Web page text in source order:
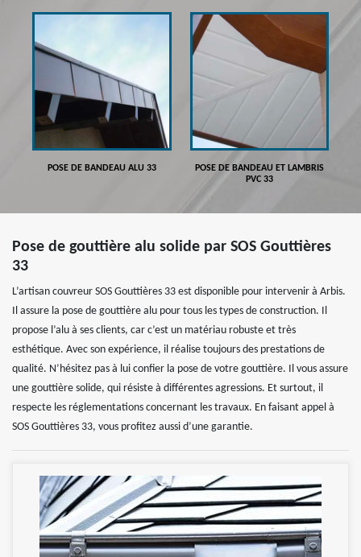
POSE DE BANDEAU ALU 33
POSE DE BANDEAU ET LAMBRIS
PVC 33
Pose de gouttière alu solide par SOS Gouttières
33
L’artisan couvreur SOS Gouttières 33 est disponible pour intervenir à Arbis.
Il assure la pose de gouttière alu pour tous les types de construction. Il
propose l’alu à ses clients, car c’est un matériau robuste et très
esthétique. Avec son expérience, il réalise toujours des prestations de
qualité. N’hésitez pas à lui confier la pose de votre gouttière. Il vous assure
une gouttière solide, qui résiste à différentes agressions. Et surtout, il
respecte les réglementations concernant les travaux. En faisant appel à
SOS Gouttières 33, vous profitez aussi d’une garantie.